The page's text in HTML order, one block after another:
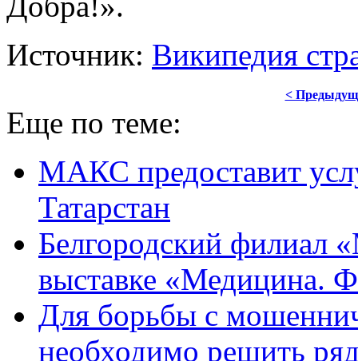
Источник: Википедия
<
Еще по теме:
МАКС предоставит
Татарстан
Белгородский
выставке «Медицина.
Для борьбы с
необходимо решить